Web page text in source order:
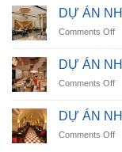
DỰ ÁN
Comments Offon
DỰ ÁN
Comments Offon
DỰ ÁN
Comments Offon